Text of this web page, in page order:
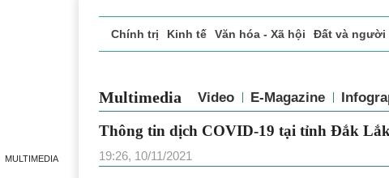
MULTIMEDIA
Chính trị Kinh tế Văn hóa - Xã hội Đất và người
Multimedia Video E-Magazine
Thông tin dịch COVID-19 tại tỉnh Đắk Lắk
19:26, 10/11/2021